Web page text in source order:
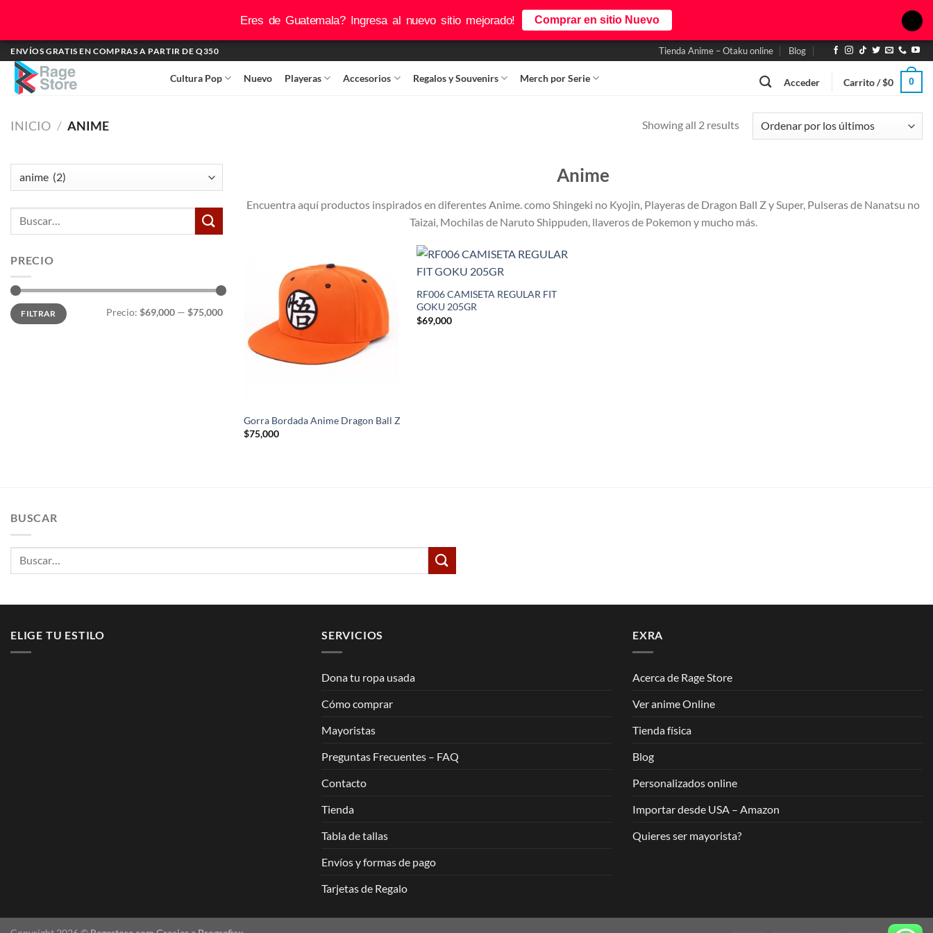
Saltar
al
contenido
ENVÍOS GRATIS EN COMPRAS A PARTIR DE Q350 Tienda Anime – Otaku online Blog
Cultura Pop Nuevo Playeras Accesorios Regalos y Souvenirs Merch por Serie Acceder Carrito /$0 0
INICIO / ANIME Showing all 2 results
Buscar
PRECIO
Precio
mínimo
Precio
máximo
FILTRAR Precio: $69,000 — $75,000
Anime
Encuentra aquí productos inspirados en diferentes Anime. como Shingeki no Kyojin, Playeras de Dragon Ball Z y Super, Pulseras de Nanatsu no
Taizai, Mochilas de Naruto Shippuden, llaveros de Pokemon y mucho más.
Gorra Bordada Anime Dragon Ball Z
$75,000
RF006 CAMISETA REGULAR FIT
GOKU 205GR
$69,000
BUSCAR
Buscar
ELIGE TU ESTILO SERVICIOS
Dona tu ropa usada
Cómo comprar
Mayoristas
Preguntas Frecuentes – FAQ
Contacto
Tienda
Tabla de tallas
Envíos y formas de pago
Tarjetas de Regalo
EXRA
Acerca de Rage Store
Ver anime Online
Tienda física
Blog
Personalizados online
Importar desde USA – Amazon
Quieres ser mayorista?
Eres de Guatemala? Ingresa al nuevo sitio mejorado! Comprar en sitio Nuevo